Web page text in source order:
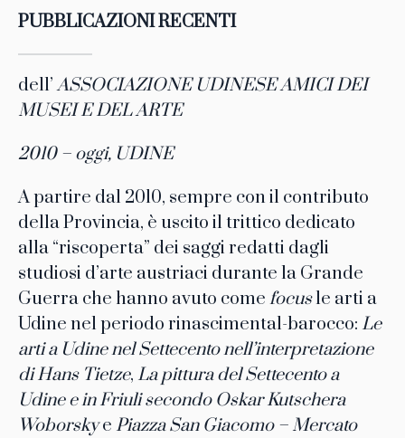
PUBBLICAZIONI RECENTI
dell’ASSOCIAZIONE UDINESE AMICI DEI
MUSEI E DEL ARTE
2010 – oggi, UDINE
A partire dal 2010, sempre con il contributo
della Provincia, è uscito il trittico dedicato
alla “riscoperta” dei saggi redatti dagli
studiosi d’arte austriaci durante la Grande
Guerra che hanno avuto come focusle arti a
Udine nel periodo rinascimental-barocco: Le
arti a Udine nel Settecento nell’interpretazione
di Hans Tietze, La pittura del Settecento a
Udine e in Friuli secondo Oskar Kutschera
Woborskye Piazza San Giacomo– Mercato